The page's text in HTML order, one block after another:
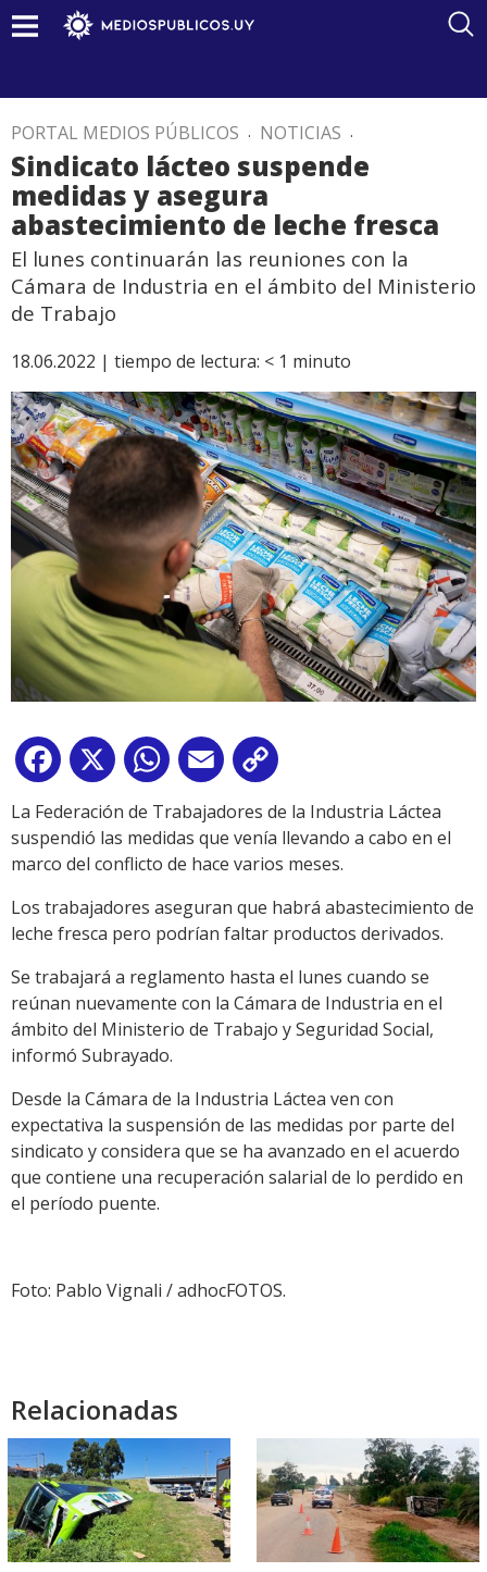
PORTAL MEDIOS PÚBLICOS . NOTICIAS .
Sindicato lácteo suspende
medidas y asegura
abastecimiento de leche fresca
El lunes continuarán las reuniones con la
Cámara de Industria en el ámbito del Ministerio
de Trabajo
18.06.2022 | tiempo de lectura: < 1 minuto
Facebook
X WhatsApp
Email
Link
La Federación de Trabajadores de la Industria Láctea
suspendió las medidas que venía llevando a cabo en el
marco del conflicto de hace varios meses.
Los trabajadores aseguran que habrá abastecimiento de
leche fresca pero podrían faltar productos derivados.
Se trabajará a reglamento hasta el lunes cuando se
reúnan nuevamente con la Cámara de Industria en el
ámbito del Ministerio de Trabajo y Seguridad Social,
informó Subrayado.
Desde la Cámara de la Industria Láctea ven con
expectativa la suspensión de las medidas por parte del
sindicato y considera que se ha avanzado en el acuerdo
que contiene una recuperación salarial de lo perdido en
el período puente.
Foto: Pablo Vignali / adhocFOTOS.
Relacionadas